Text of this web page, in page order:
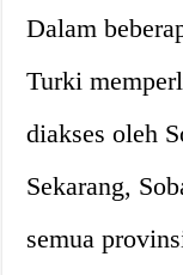
Dalam
Turki
diakses oleh
Sekarang,
semua